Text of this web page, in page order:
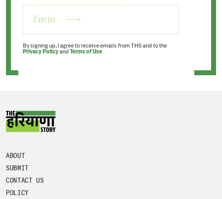
I'm in
By signing up, I agree to receive emails from THS and to the
Privacy Policyand Terms of Use .
ABOUT
SUBMIT
CONTACT US
POLICY